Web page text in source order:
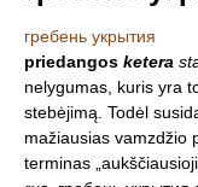
гребень укрытия
priedangos ketera
nelygumas, kuris yra
stebėjimą. Todėl
mažiausias vamzdžio
terminas